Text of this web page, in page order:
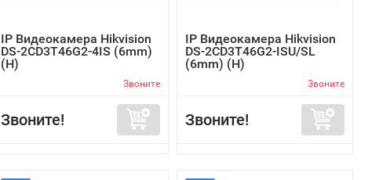
IP Видеокамера Hikvision
DS-2CD3T46G2-4IS (6mm)
(H)
Звоните
Звоните!
IP Видеокамера Hikvision
DS-2CD3T46G2-ISU/SL
(6mm) (H)
Звоните
Звоните!